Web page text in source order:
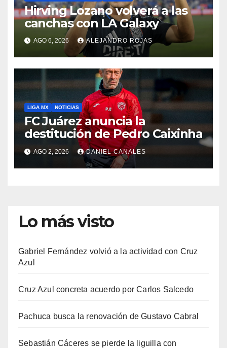
Hirving Lozano volverá a las
canchas con LA Galaxy
AGO 6, 2026 ALEJANDRO ROJAS
LIGA MX NOTICIAS
FC Juárez anuncia la
destitución de Pedro Caixinha
AGO 2, 2026 DANIEL CANALES
Lo más visto
Gabriel Fernández volvió a la actividad con Cruz
Azul
Cruz Azul concreta acuerdo por Carlos Salcedo
Pachuca busca la renovación de Gustavo Cabral
Sebastián Cáceres se pierde la liguilla con